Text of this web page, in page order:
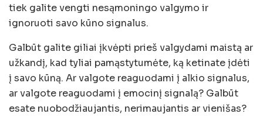
tiek galite vengti nesąmoningo valgymo ir
ignoruoti savo kūno signalus.
Galbūt galite giliai įkvėpti prieš valgydami maistą ar
užkandį, kad tyliai pamąstytumėte, ką ketinate įdėti
į savo kūną. Ar valgote reaguodami į alkio signalus,
ar valgote reaguodami į emocinį signalą? Galbūt
esate nuobodžiaujantis, nerimaujantis ar vienišas?